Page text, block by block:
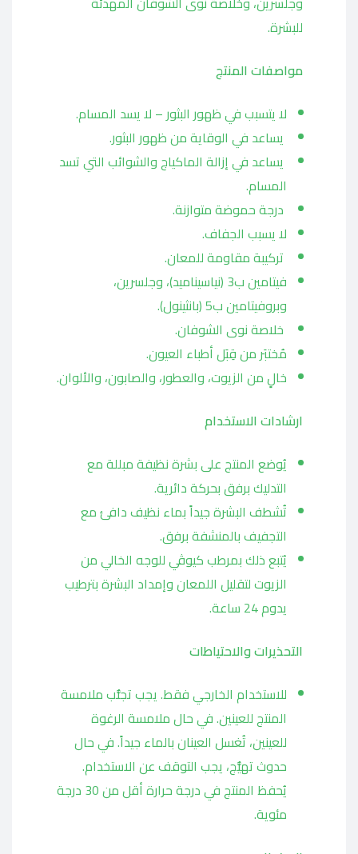
للبشرة.
مواصفات المنتج
لا يتسبب في ظهور البثور – لا يسد المسام.
يساعد في الوقاية من ظهور البثور.
يساعد في إزالة الماكياج والشوائب التي تسد
المسام.
درجة حموضة متوازنة.
لا يسبب الجفاف.
تركيبة مقاومة للمعان.
فيتامين ب3 (نياسيناميد)، وجلسرين،
وبروفيتامين ب5 (بانثينول).
خلاصة نوى الشوفان.
مُختبَر من قِبَل أطباء العيون.
خالٍ من الزيوت، والعطور، والصابون، والألوان.
ارشادات الاستخدام
يُوضع المنتج على بشرة نظيفة مبللة مع
التدليك برفق بحركة دائرية.
تُشطف البشرة جيداً بماء نظيف دافئ مع
التجفيف بالمنشفة برفق.
يُتبع ذلك بمرطب كيوڤي للوجه الخالي من
الزيوت لتقليل اللمعان وإمداد البشرة بترطيب
يدوم 24 ساعة.
التحذيرات والاحتياطات
للاستخدام الخارجي فقط. يجب تجنُّب ملامسة
المنتج للعينين. في حال ملامسة الرغوة
للعينين، تُغسل العينان بالماء جيداً. في حال
حدوث تهيُّج، يجب التوقف عن الاستخدام.
يُحفظ المنتج في درجة حرارة أقل من 30 درجة
مئوية.